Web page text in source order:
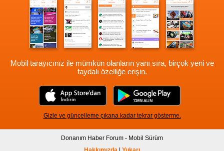
Mobil tarayıcınız ile mümkün olanların yanı sıra, birçok yeni ve
faydalı özelliğe erişin.
Gizle ve güncelleme çıkana kadar tekrar gösterme.
Donanım Haber Forum - Mobil Sürüm